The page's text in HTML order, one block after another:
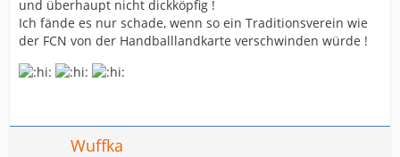
und überhaupt nicht dickköpfig !
Ich fände es nur schade, wenn so ein Traditionsverein wie
der FCN von der Handballlandkarte verschwinden würde !
Wuffka